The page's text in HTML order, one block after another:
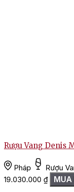
Rượu Vang Denis
Pháp Rượu
19.030.000 ₫ MUA